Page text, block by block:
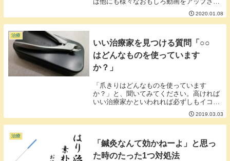
ています。今後は美容に力を入れて行くそ
うですのでチェックしてみてはいかがでし
ょう。
2020.01.08
治療
いい治療家を見つける質問「○○
はどんなものを使っています
か？」
「爪きりはどんなものを使っています
か？」と、聞いてみてください。高ければ
いい治療家かといわれれば必ずしもイコー
ルではありませんが治療家にとって手は商
売道具になります。手のメンテナンスの基
本となるのは爪切りです。爪切りに多少の
2019.03.03
治療
「鍼灸なんて効かねーよ」と思っ
た時のたった1つ対処法